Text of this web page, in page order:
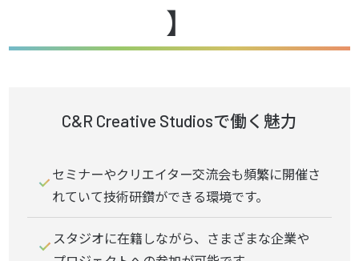
】
C&R Creative Studiosで働く魅力
セミナーやクリエイター交流会も頻繁に開催さ
れていて技術研鑽ができる環境です。
スタジオに在籍しながら、さまざまな企業や